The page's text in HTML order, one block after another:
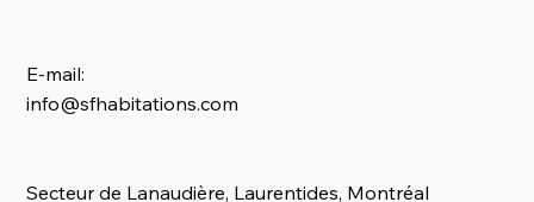
E-mail:
info@sfhabitations.com
Secteur de Lanaudière, Laurentides, Montréal